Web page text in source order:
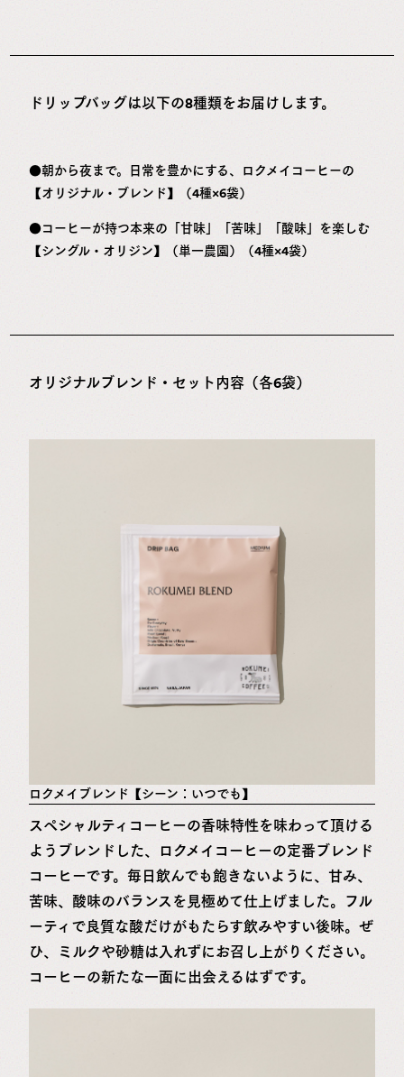
ドリップバッグは以下の8種類をお届けします。
●朝から夜まで。日常を豊かにする、ロクメイコーヒーの
【オリジナル・ブレンド】（4種×6袋）
●コーヒーが持つ本来の「甘味」「苦味」「酸味」を楽しむ
【シングル・オリジン】（単一農園）（4種×4袋）
オリジナルブレンド・セット内容（各6袋）
ロクメイブレンド【シーン：いつでも】
スペシャルティコーヒーの香味特性を味わって頂ける
ようブレンドした、ロクメイコーヒーの定番ブレンド
コーヒーです。毎日飲んでも飽きないように、甘み、
苦味、酸味のバランスを見極めて仕上げました。フル
ーティで良質な酸だけがもたらす飲みやすい後味。ぜ
ひ、ミルクや砂糖は入れずにお召し上がりください。
コーヒーの新たな一面に出会えるはずです。